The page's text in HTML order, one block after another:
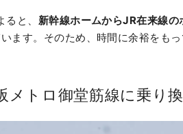
と、 新幹線ホームからJR在来線
ます。そのため、時間に余裕をもっ
メトロ御堂筋線に乗り